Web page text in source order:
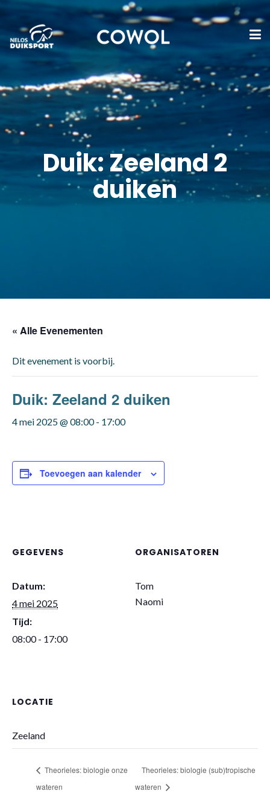
Duik: Zeeland 2
duiken
« Alle Evenementen
Dit evenement is voorbij.
Duik: Zeeland 2 duiken
4 mei 2025 @ 08:00- 17:00
Toevoegen aan kalender
GEGEVENS
Datum:
4 mei 2025
Tijd:
08:00 - 17:00
ORGANISATOREN
Tom
Naomi
LOCATIE
Zeeland
Theorieles: biologie onze
wateren
Theorieles: biologie (sub)tropische
wateren